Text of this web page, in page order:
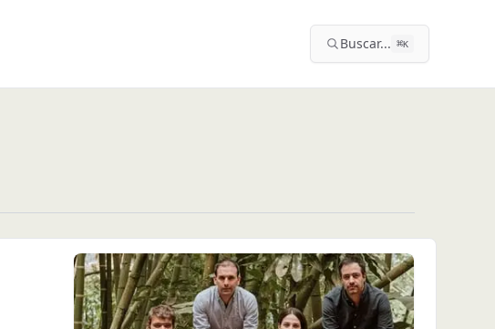
Buscar... ⌘K